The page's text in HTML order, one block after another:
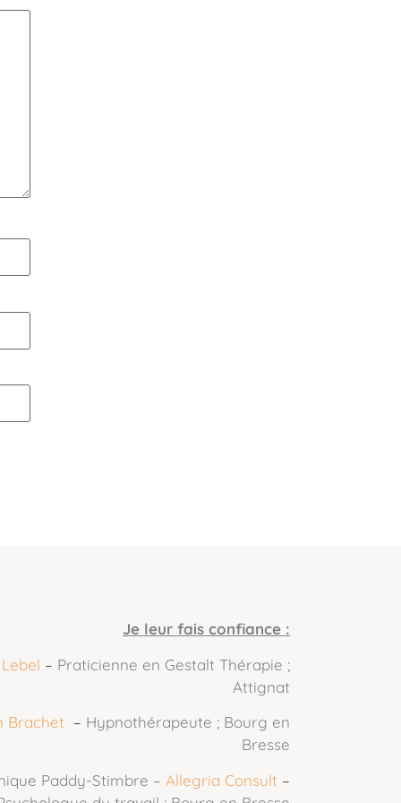
Je leur fais confiance :
– Praticienne en Gestalt Thérapie ;
Attignat
Brachet – Hypnothérapeute ; Bourg en
Bresse
Paddy-Stimbre – Allegria Consult –